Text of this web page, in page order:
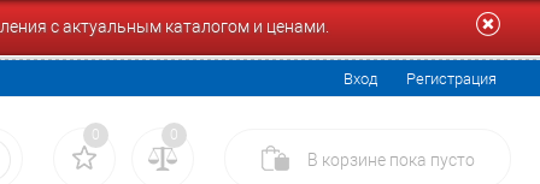
с актуальным каталогом и ценами.
Вход Регистрация
0 0
В корзине пока пусто